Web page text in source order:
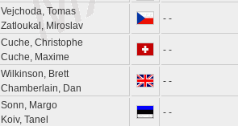
Vejchoda, Tomas
Zatloukal, Miroslav
- -
Cuche, Christophe
Cuche, Maxime
- -
Wilkinson, Brett
Chamberlain, Dan
- -
Sonn, Margo
Koiv, Tanel
- -